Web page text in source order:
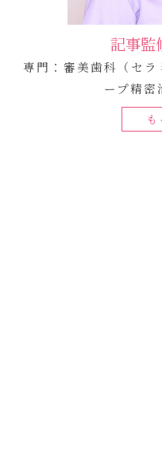
記事
専門：審美歯科（セラ
ープ精密